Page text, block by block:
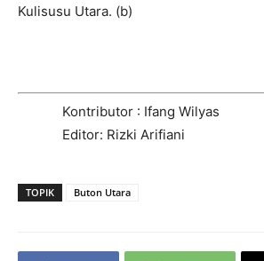
Kulisusu Utara. (b)
Kontributor : Ifang Wilyas
Editor: Rizki Arifiani
TOPIK Buton Utara